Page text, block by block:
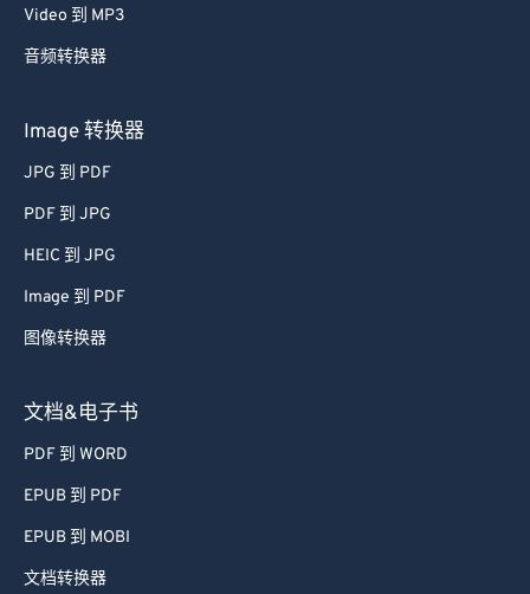
Video 到 MP3
音频转换器
Image 转换器
JPG 到 PDF
PDF 到 JPG
HEIC 到 JPG
Image 到 PDF
图像转换器
文档&电子书
PDF 到 WORD
EPUB 到 PDF
EPUB 到 MOBI
文档转换器